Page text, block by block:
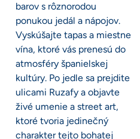
barov s rôznorodou
ponukou jedál a nápojov.
Vyskúšajte tapas a miestne
vína, ktoré vás prenesú do
atmosféry španielskej
kultúry. Po jedle sa prejdite
ulicami Ruzafy a objavte
živé umenie a street art,
ktoré tvoria jedinečný
charakter tejto bohatej